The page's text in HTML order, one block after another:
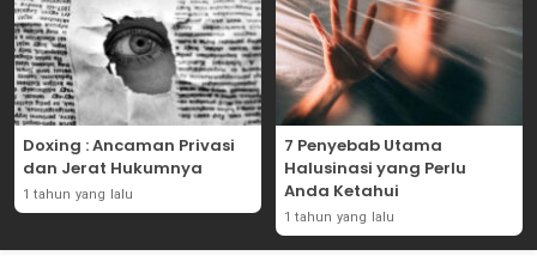
Doxing : Ancaman Privasi
dan Jerat Hukumnya
1 tahun yang lalu
7 Penyebab Utama
Halusinasi yang Perlu
Anda Ketahui
1 tahun yang lalu